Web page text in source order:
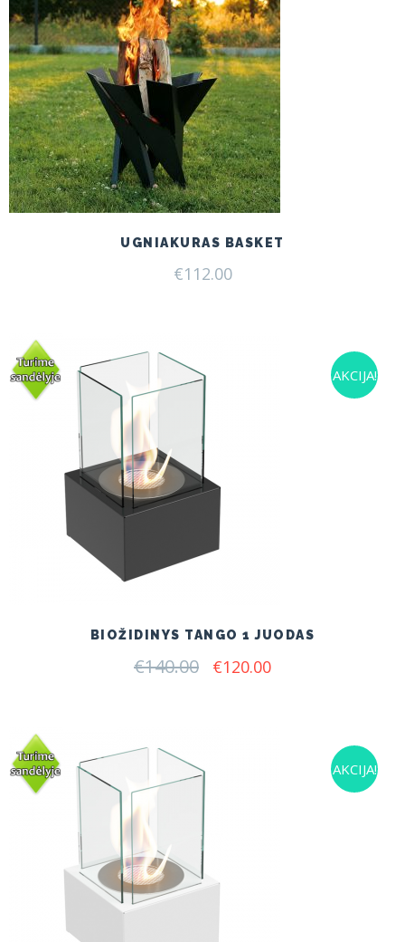
UGNIAKURAS BASKET
€112.00
AKCIJA!
BIOŽIDINYS TANGO 1 JUODAS
€140.00 Original
€120.00Current
AKCIJA!